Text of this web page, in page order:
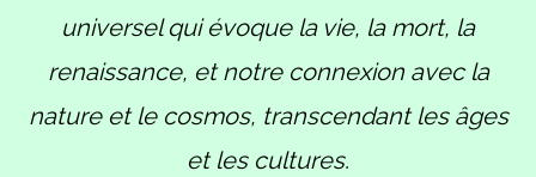
universel qui évoque la vie, la mort, la
renaissance, et notre connexion avec la
nature et le cosmos, transcendant les âges
et les cultures.